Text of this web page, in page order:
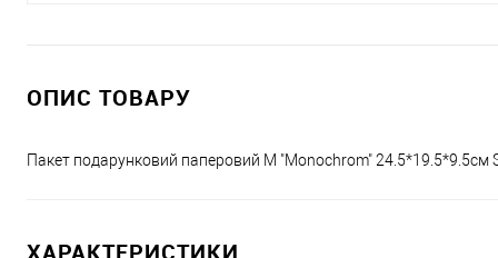
ОПИС ТОВАРУ
Пакет подарунковий паперовий M "Monochrom" 24.5*19.5*9.5см
ХАРАКТЕРИСТИКИ